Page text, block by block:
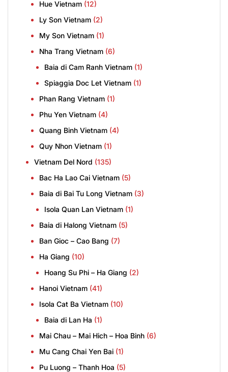
Hue Vietnam (12)
Ly Son Vietnam (2)
My Son Vietnam (1)
Nha Trang Vietnam (6)
Baia di Cam Ranh Vietnam (1)
Spiaggia Doc Let Vietnam (1)
Phan Rang Vietnam (1)
Phu Yen Vietnam (4)
Quang Binh Vietnam (4)
Quy Nhon Vietnam (1)
Vietnam Del Nord (135)
Bac Ha Lao Cai Vietnam (5)
Baia di Bai Tu Long Vietnam (3)
Isola Quan Lan Vietnam (1)
Baia di Halong Vietnam (5)
Ban Gioc – Cao Bang (7)
Ha Giang (10)
Hoang Su Phi – Ha Giang (2)
Hanoi Vietnam (41)
Isola Cat Ba Vietnam (10)
Baia di Lan Ha (1)
Mai Chau – Mai Hich – Hoa Binh (6)
Mu Cang Chai Yen Bai (1)
Pu Luong – Thanh Hoa (5)